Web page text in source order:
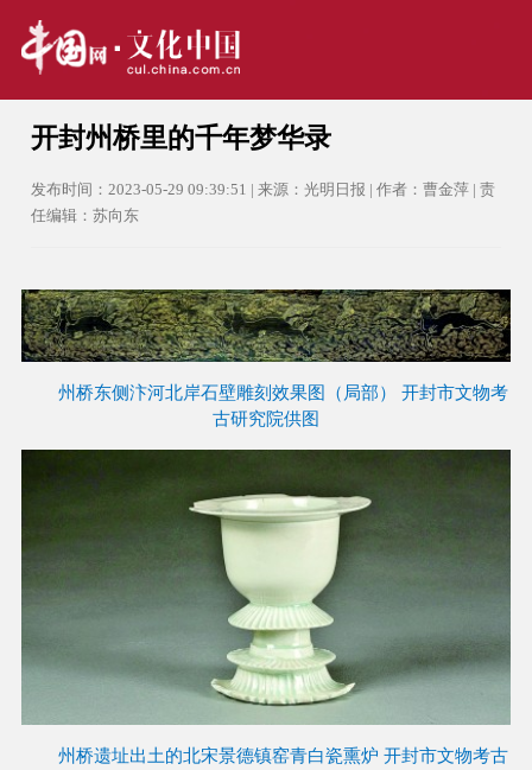
开封州桥里的千年梦华录
发布时间：2023-05-29 09:39:51 | 来源：光明日报 | 作者：曹金萍 | 责
任编辑：苏向东
州桥东侧汴河北岸石壁雕刻效果图（局部） 开封市文物考
古研究院供图
州桥遗址出土的北宋景德镇窑青白瓷熏炉 开封市文物考古